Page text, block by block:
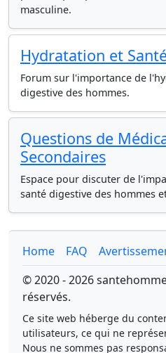
masculine.
Hydratation et
Forum sur l'importance de
digestive des hommes.
Questions de
Secondaires
Espace pour discuter de
santé digestive des hommes
Home FAQ
© 2020 - 2026
réservés.
Ce site web héberge du
utilisateurs, ce qui ne
Nous ne sommes pas